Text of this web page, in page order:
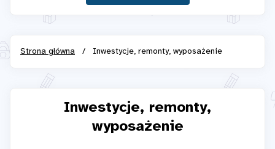
Strona główna / Inwestycje, remonty, wyposażenie
Inwestycje, remonty,
wyposażenie